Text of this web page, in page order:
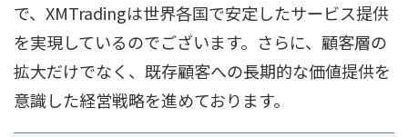
で、XMTradingは世界各国で安定したサービス提供
を実現しているのでございます。さらに、顧客層の
拡大だけでなく、既存顧客への長期的な価値提供を
意識した経営戦略を進めております。